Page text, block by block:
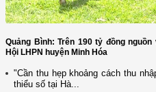
Quảng Bình: Trên 190 tỷ đồng
Hội LHPN huyện Minh Hóa
"Cần thu hẹp khoảng cách thu
thiểu số tại Hà...